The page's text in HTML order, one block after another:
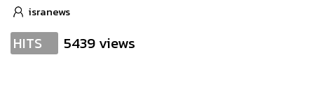
isranews
HITS 5439 views